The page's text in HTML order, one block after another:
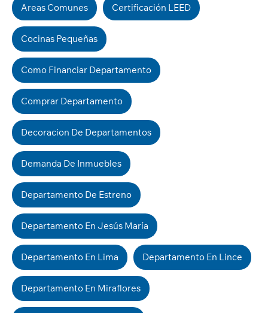
Areas Comunes Certificación LEED
Cocinas Pequeñas
Como Financiar Departamento
Comprar Departamento
Decoracion De Departamentos
Demanda De Inmuebles
Departamento De Estreno
Departamento En Jesús María
Departamento En Lima Departamento En Lince
Departamento En Miraflores